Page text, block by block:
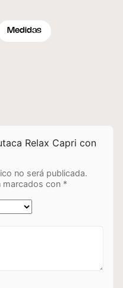
Medidas
Relax Capri con
no será publicada.
marcados con *